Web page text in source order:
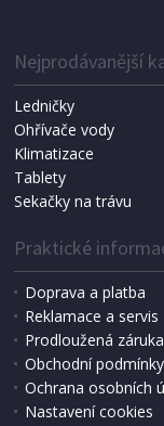
NÁHRADNÍ SÁČKY
Koma KRA-
Nejprodávanější
Ledničky
Ohřívače vody
Klimatizace
Tablety
Sekačky na trávu
Praktické
Doprava a platba
Reklamace a servis
Prodloužená záruka
Obchodní podmínky
Ochrana osobních
Nastavení cookies